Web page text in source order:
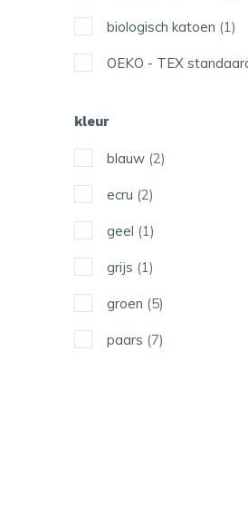
biologisch katoen (1)
OEKO - TEX
kleur
blauw (2)
ecru (2)
geel (1)
grijs (1)
groen (5)
paars (7)